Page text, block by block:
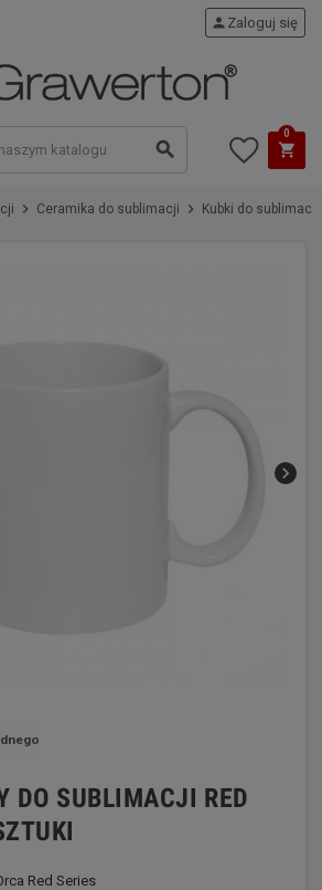
search
person Zaloguj się
shopping_cart
0
chevron_right Ceramika do sublimacji chevron_right Kubki do sublimacji
chevron_right
DO SUBLIMACJI RED
Red Series